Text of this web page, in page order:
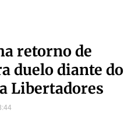
retorno de
duelo diante do
Libertadores